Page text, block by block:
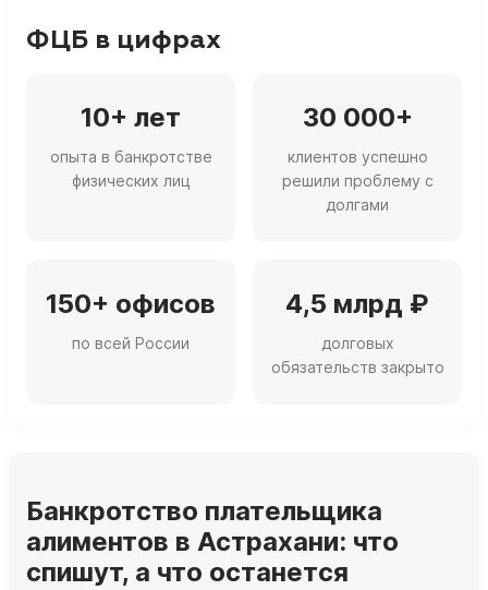
ФЦБ в цифрах
10+ лет
опыта в банкротстве
физических лиц
30 000+
клиентов успешно
решили проблему с
долгами
150+ офисов
по всей России
4,5 млрд ₽
долговых
обязательств закрыто
Банкротство плательщика
алиментов в Астрахани: что
спишут, а что останется